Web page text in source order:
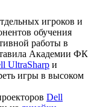
игроков и
обучения
работы в
Академии ФК
UltraSharp и
игры в высоком
Dell